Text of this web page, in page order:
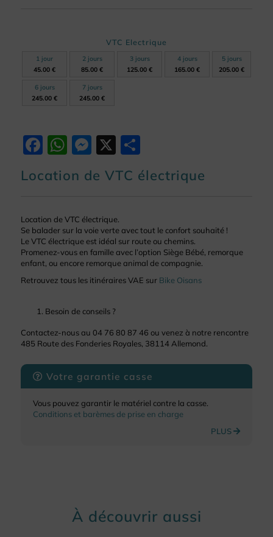
VTC Electrique
1 jour
45.00 €
2 jours
85.00 €
3 jours
125.00 €
4 jours
165.00 €
5 jours
205.00 €
6 jours
245.00 €
7 jours
245.00 €
Facebook
WhatsApp
Messenger
X
Location de VTC électrique
Location de VTC électrique.
Se balader sur la voie verte avec tout le confort souhaité !
Le VTC électrique est idéal sur route ou chemins.
Promenez-vous en famille avec l’option Siège Bébé, remorque
enfant, ou encore remorque animal de compagnie.
Retrouvez tous les itinéraires VAE sur Bike Oisans
Besoin de conseils ?
Contactez-nous au 04 76 80 87 46 ou venez à notre rencontre
485 Route des Fonderies Royales, 38114 Allemond.
Votre garantie casse
Vous pouvez garantir le matériel contre la casse.
Conditions et barèmes de prise en charge
PLUS
À découvrir aussi